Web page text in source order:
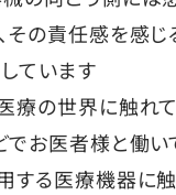
その責任感を感
ています
療の世界に触れ
でお医者様と働い
する医療機器に